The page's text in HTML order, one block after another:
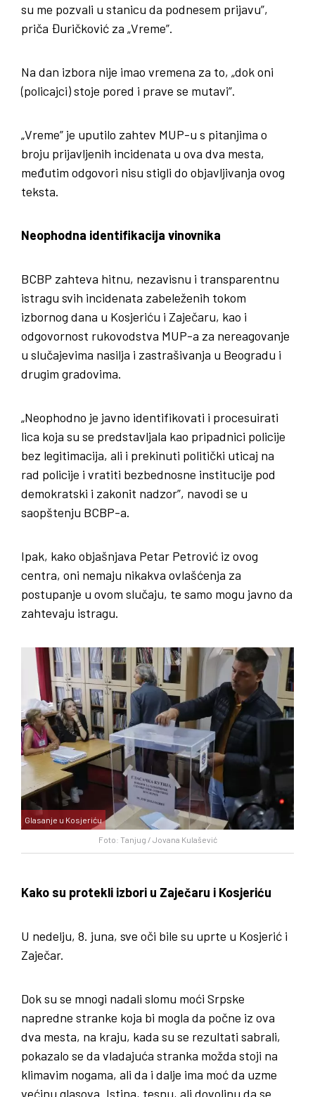
su me pozvali u stanicu da podnesem prijavu”,
priča Đuričković za „Vreme”.
Na dan izbora nije imao vremena za to, „dok oni
(policajci) stoje pored i prave se mutavi”.
„Vreme” je uputilo zahtev MUP-u s pitanjima o
broju prijavljenih incidenata u ova dva mesta,
međutim odgovori nisu stigli do objavljivanja ovog
teksta.
Neophodna identifikacija vinovnika
BCBP zahteva hitnu, nezavisnu i transparentnu
istragu svih incidenata zabeleženih tokom
izbornog dana u Kosjeriću i Zaječaru, kao i
odgovornost rukovodstva MUP-a za nereagovanje
u slučajevima nasilja i zastrašivanja u Beogradu i
drugim gradovima.
„Neophodno je javno identifikovati i procesuirati
lica koja su se predstavljala kao pripadnici policije
bez legitimacija, ali i prekinuti politički uticaj na
rad policije i vratiti bezbednosne institucije pod
demokratski i zakonit nadzor”, navodi se u
saopštenju BCBP-a.
Ipak, kako objašnjava Petar Petrović iz ovog
centra, oni nemaju nikakva ovlašćenja za
postupanje u ovom slučaju, te samo mogu javno da
zahtevaju istragu.
Foto: Tanjug / Jovana Kulašević
Glasanje u Kosjeriću
Kako su protekli izbori u Zaječaru i Kosjeriću
U nedelju, 8. juna, sve oči bile su uprte u Kosjerić i
Zaječar.
Dok su se mnogi nadali slomu moći Srpske
napredne stranke koja bi mogla da počne iz ova
dva mesta, na kraju, kada su se rezultati sabrali,
pokazalo se da vladajuća stranka možda stoji na
klimavim nogama, ali da i dalje ima moć da uzme
većinu glasova. Istina, tesnu, ali dovoljnu da se